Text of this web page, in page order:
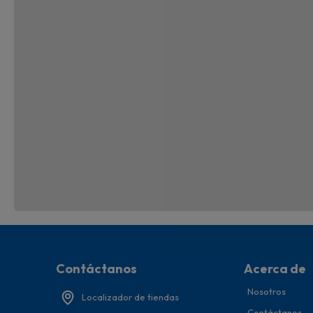
Contáctanos
Localizador de tiendas
Acerca de
Nosotros